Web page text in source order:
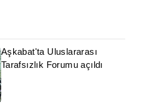
Aşkabat'ta Uluslararası
Tarafsızlık Forumu açıldı